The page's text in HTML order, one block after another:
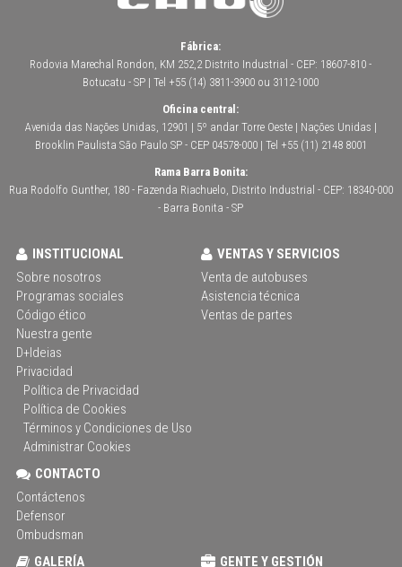
Fábrica:
Rodovia Marechal Rondon, KM 252,2 Distrito Industrial - CEP: 18607-810 -
Botucatu - SP | Tel +55 (14) 3811-3900 ou 3112-1000
Oficina central:
Avenida das Nações Unidas, 12901 | 5º andar Torre Oeste | Nações Unidas |
Brooklin Paulista São Paulo SP - CEP 04578-000 | Tel +55 (11) 2148 8001
Rama Barra Bonita:
Rua Rodolfo Gunther, 180 - Fazenda Riachuelo, Distrito Industrial - CEP: 18340-000
- Barra Bonita - SP
INSTITUCIONAL
Sobre nosotros
Programas sociales
Código ético
Nuestra gente
D+Ideias
Privacidad
Política de Privacidad
Política de Cookies
Términos y Condiciones de Uso
Administrar Cookies
VENTAS Y SERVICIOS
Venta de autobuses
Asistencia técnica
Ventas de partes
CONTACTO
Contáctenos
Defensor
Ombudsman
GALERÍA
GENTE Y GESTIÓN